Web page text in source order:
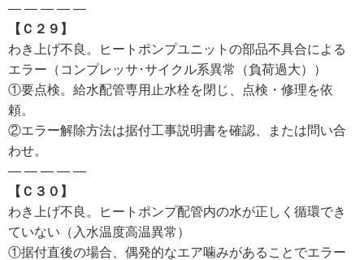
— — — — —
【Ｃ２９】
わき上げ不良。ヒートポンプユニットの部品不具合による
エラー（コンプレッサ･サイクル系異常（負荷過大））
①要点検。給水配管専用止水栓を閉じ、点検・修理を依
頼。
②エラー解除方法は据付工事説明書を確認、または問い合
わせ。
— — — — —
【Ｃ３０】
わき上げ不良。ヒートポンプ配管内の水が正しく循環でき
ていない（入水温度高温異常）
①据付直後の場合、偶発的なエア噛みがあることでエラー